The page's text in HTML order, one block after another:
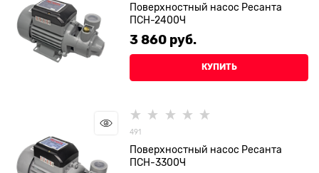
Поверхностный насос Ресанта
ПСН-2400Ч
3 860 руб.
КУПИТЬ
491
Поверхностный насос Ресанта
ПСН-3300Ч